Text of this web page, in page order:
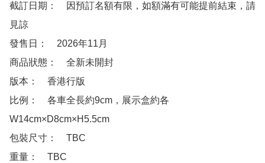
截訂日期：　因預訂名額有限，如額滿有可能提前結束，請
見諒
發售日：　2026年11月
商品狀態：　全新未開封
版本：　香港行版
比例：　各車全長約9cm，展示盒約各
W14cm×D8cm×H5.5cm
包裝尺寸：　TBC
重量：　TBC